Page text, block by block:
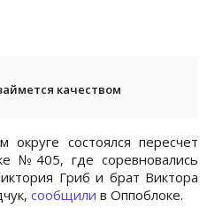
качеством
состоялся пересчет
№405, где соревновались
Гриб и брат Виктора
сообщили в Оппоблоке.